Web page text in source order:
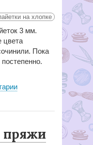
на хлопке
3 мм.
цвета
Пока
пряжи